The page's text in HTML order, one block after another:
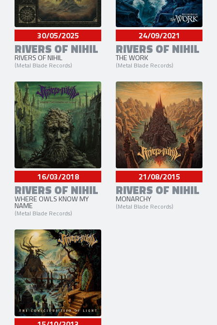
30/05/2025
RIVERS OF NIHIL
RIVERS OF NIHIL
(Metal Blade Records)
24/09/2021
RIVERS OF NIHIL
THE WORK
(Metal Blade Records)
16/03/2018
RIVERS OF NIHIL
WHERE OWLS KNOW MY
NAME
(Metal Blade Records)
21/08/2015
RIVERS OF NIHIL
MONARCHY
(Metal Blade Records)